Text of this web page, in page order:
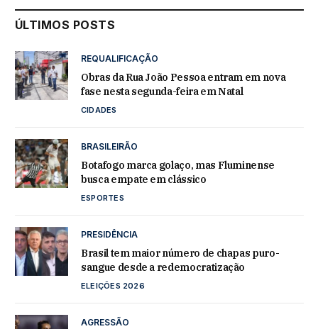
ÚLTIMOS POSTS
REQUALIFICAÇÃO
Obras da Rua João Pessoa entram em nova
fase nesta segunda-feira em Natal
CIDADES
BRASILEIRÃO
Botafogo marca golaço, mas Fluminense
busca empate em clássico
ESPORTES
PRESIDÊNCIA
Brasil tem maior número de chapas puro-
sangue desde a redemocratização
ELEIÇÕES 2026
AGRESSÃO